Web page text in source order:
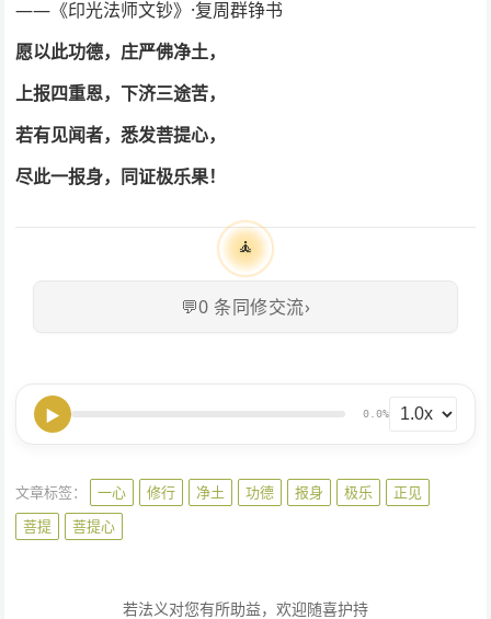
——《印光法师文钞》·复周群铮书
愿以此功德，庄严佛净土，
上报四重恩，下济三途苦，
若有见闻者，悉发菩提心，
尽此一报身，同证极乐果！
🧘
💬0 条同修交流›
▶ 0.0%
文章标签： 一心 修行 净土 功德 报身 极乐
正见
菩提
菩提心
若法义对您有所助益，欢迎随喜护持